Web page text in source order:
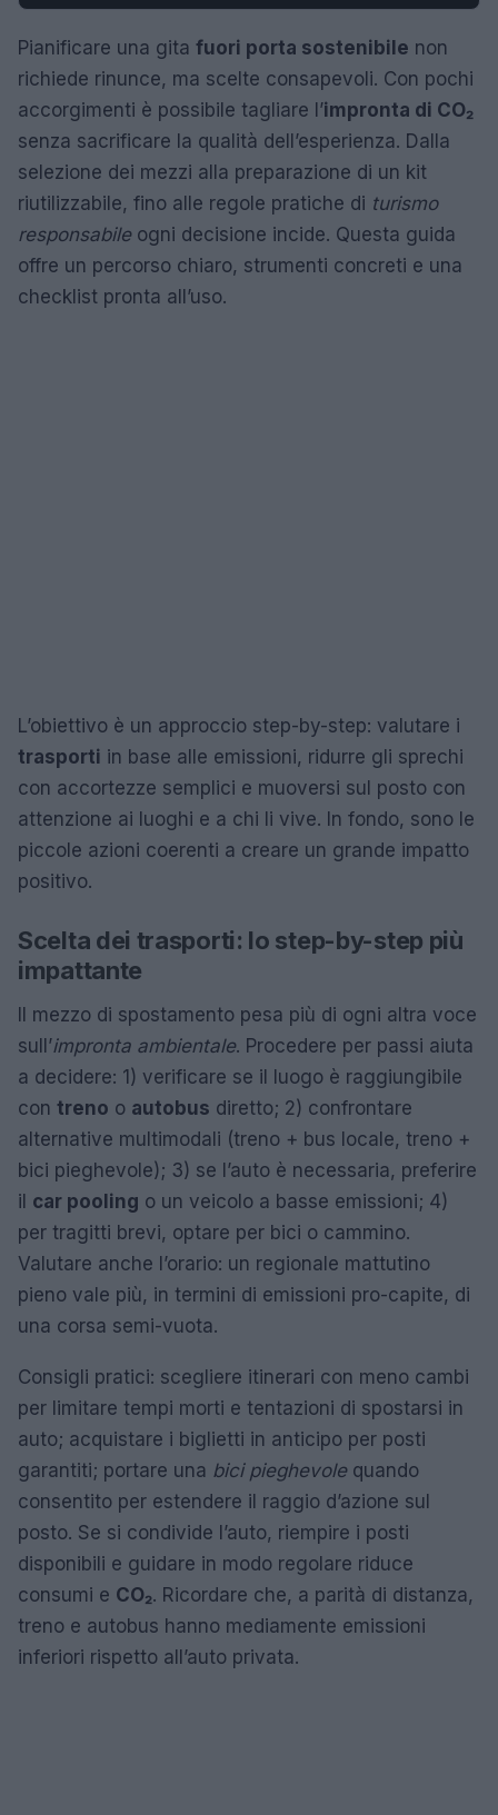
Pianificare una gita fuori porta sostenibile non
richiede rinunce, ma scelte consapevoli. Con pochi
accorgimenti è possibile tagliare l’impronta di CO₂
senza sacrificare la qualità dell’esperienza. Dalla
selezione dei mezzi alla preparazione di un kit
riutilizzabile, fino alle regole pratiche di turismo
responsabileogni decisione incide. Questa guida
offre un percorso chiaro, strumenti concreti e una
checklist pronta all’uso.
L’obiettivo è un approccio step-by-step: valutare i
trasporti in base alle emissioni, ridurre gli sprechi
con accortezze semplici e muoversi sul posto con
attenzione ai luoghi e a chi li vive. In fondo, sono le
piccole azioni coerenti a creare un grande impatto
positivo.
Scelta dei trasporti: lo step-by-step più
impattante
Il mezzo di spostamento pesa più di ogni altra voce
sull’impronta ambientale. Procedere per passi aiuta
a decidere: 1) verificare se il luogo è raggiungibile
con treno o autobus diretto; 2) confrontare
alternative multimodali (treno + bus locale, treno +
bici pieghevole); 3) se l’auto è necessaria, preferire
il car pooling o un veicolo a basse emissioni; 4)
per tragitti brevi, optare per bici o cammino.
Valutare anche l’orario: un regionale mattutino
pieno vale più, in termini di emissioni pro-capite, di
una corsa semi-vuota.
Consigli pratici: scegliere itinerari con meno cambi
per limitare tempi morti e tentazioni di spostarsi in
auto; acquistare i biglietti in anticipo per posti
garantiti; portare una bici pieghevolequando
consentito per estendere il raggio d’azione sul
posto. Se si condivide l’auto, riempire i posti
disponibili e guidare in modo regolare riduce
consumi e CO₂. Ricordare che, a parità di distanza,
treno e autobus hanno mediamente emissioni
inferiori rispetto all’auto privata.